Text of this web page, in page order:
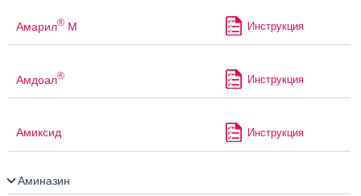
Амарил® М Инструкция
Амдоал® Инструкция
Амиксид Инструкция
Аминазин